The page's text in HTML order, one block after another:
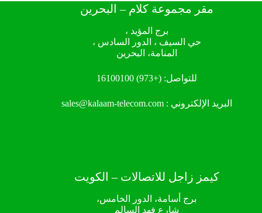
مقر مجموعة كلام – البحرين
برج المؤيد ،
حي السيف ، الدور السادس ،
المنامة، البحرين
للتواصل:(+973) 16100100
البريد الإلكتروني :sales@kalaam-telecom.com
كيمز زاجل للاتصالات – الكويت
برج أسامة، الدور الخامس،
شارع فهد السالم